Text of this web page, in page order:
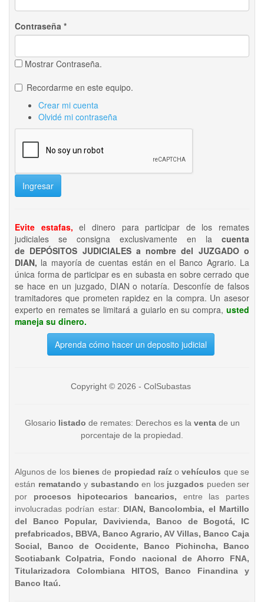
Contraseña *
Mostrar Contraseña.
Recordarme en este equipo.
Crear mi cuenta
Olvidé mi contraseña
Ingresar
Evite estafas, el dinero para participar de los remates
judiciales se consigna exclusivamente en la cuenta
de DEPÓSITOS JUDICIALES a nombre del JUZGADO o
DIAN, la mayoría de cuentas están en el Banco Agrario. La
única forma de participar es en subasta en sobre cerrado que
se hace en un juzgado, DIAN o notaría. Desconfíe de falsos
tramitadores que prometen rapidez en la compra. Un asesor
experto en remates se limitará a guiarlo en su compra, usted
maneja su dinero.
Aprenda cómo hacer un deposito judicial
Copyright © 2026 - ColSubastas
Glosario listado de remates: Derechos es la ventade un
porcentaje de la propiedad.
Algunos de los bienesde propiedad raízo vehículos que se
están rematando y subastando en los juzgados pueden ser
por procesos hipotecarios bancarios, entre las partes
involucradas podrían estar: DIAN, Bancolombia, el Martillo
del Banco Popular, Davivienda, Banco de Bogotá, IC
prefabricados, BBVA, Banco Agrario, AV Villas, Banco Caja
Social, Banco de Occidente, Banco Pichincha, Banco
Scotiabank Colpatria, Fondo nacional de Ahorro FNA,
Titularizadora Colombiana HITOS, Banco Finandina y
Banco Itaú.